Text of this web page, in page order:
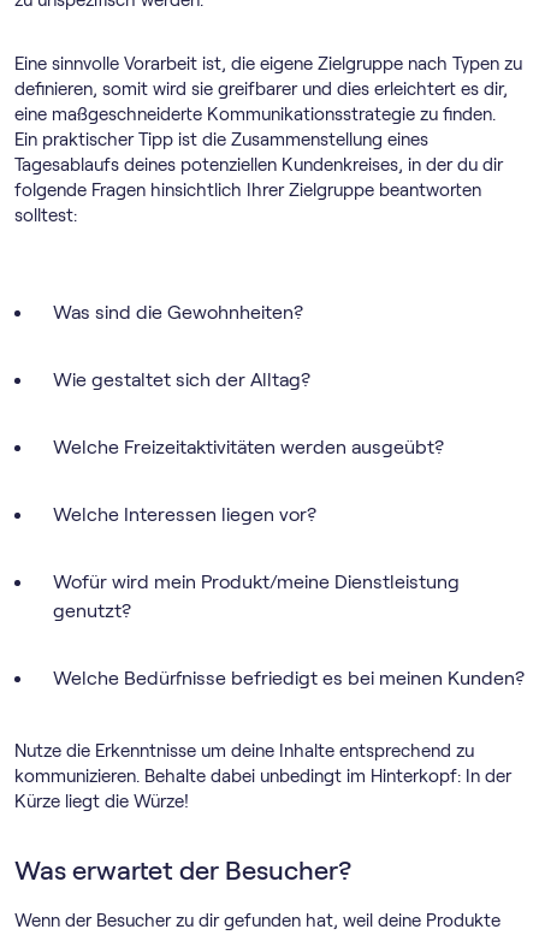
Eine sinnvolle Vorarbeit ist, die eigene Zielgruppe nach Typen zu
definieren, somit wird sie greifbarer und dies erleichtert es dir,
eine maßgeschneiderte Kommunikationsstrategie zu finden.
Ein praktischer Tipp ist die Zusammenstellung eines
Tagesablaufs deines potenziellen Kundenkreises, in der du dir
folgende Fragen hinsichtlich Ihrer Zielgruppe beantworten
solltest:
Was sind die Gewohnheiten?
Wie gestaltet sich der Alltag?
Welche Freizeitaktivitäten werden ausgeübt?
Welche Interessen liegen vor?
Wofür wird mein Produkt/meine Dienstleistung
genutzt?
Welche Bedürfnisse befriedigt es bei meinen Kunden?
Nutze die Erkenntnisse um deine Inhalte entsprechend zu
kommunizieren. Behalte dabei unbedingt im Hinterkopf: In der
Kürze liegt die Würze!
Was erwartet der Besucher?
Wenn der Besucher zu dir gefunden hat, weil deine Produkte